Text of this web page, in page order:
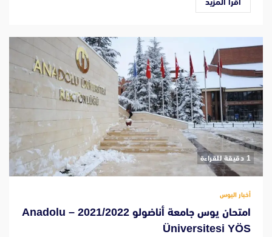
‫1 دقيقة للقراءة
أخبار اليوس
امتحان يوس جامعة أناضولو 2021/2022 – Anadolu
Üniversitesi YÖS